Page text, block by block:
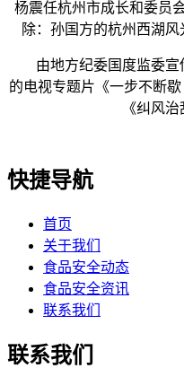
杨震任杭州市成长和委员
除：孙国方的杭州西湖风
由地方纪委国度监委宣
的电视专题片《一步不断
《纠风
快捷导航
首页
关于我们
食品安全动态
食品安全资讯
联系我们
联系我们